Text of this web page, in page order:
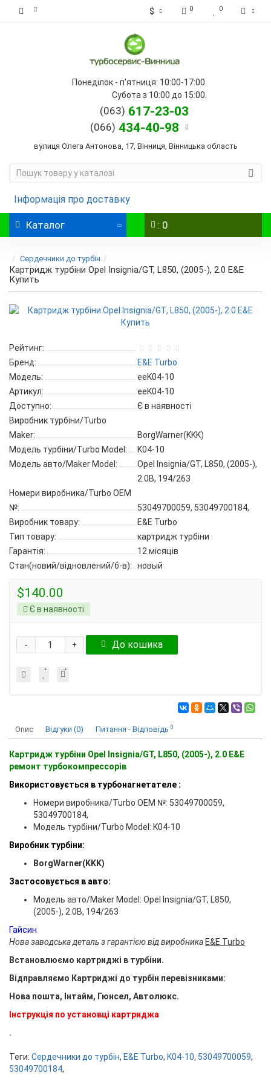
$ 0 0
Понеділок - п'ятниця: 10:00-17:00.
Субота з 10:00 до 15:00.
(063) 617-23-03
(066) 434-40-98
вулиця Олега Антонова, 17, Вінниця, Вінницька область
Інформація про доставку
Каталог : 0
Сердечники до турбін
Картридж турбіни Opel Insignia/GT, L850, (2005-), 2.0 E&E
Купить
Рейтинг:
Бренд:
E&E Turbo
Модель:
eeK04-10
Артикул:
eeK04-10
Доступно:
Є в наявності
Виробник турбіни/Turbo
Maker:
BorgWarner(KKK)
Модель турбіни/Turbo Model:
K04-10
Модель авто/Maker Model:
Opel Insignia/GT, L850, (2005-),
2.0B, 194/263
Номери виробника/Turbo OEM
№:
53049700059, 53049700184,
Виробник товару:
E&E Turbo
Тип товару:
картридж турбіни
Гарантія:
12 місяців
Стан(новий/відновлений/б-в):
новый
$140.00
Є в наявності
+
- До кошика
Опис Відгуки (0) Питання - Відповідь 0
Картридж турбіни Opel Insignia/GT, L850, (2005-), 2.0 E&E
ремонт турбокомпрессорів
Використовується в турбонагнетателе :
Номери виробника/Turbo OEM №: 53049700059,
53049700184,
Модель турбіни/Turbo Model: K04-10
Виробник турбіни:
BorgWarner(KKK)
Застосовується в авто:
Модель авто/Maker Model: Opel Insignia/GT, L850,
(2005-), 2.0B, 194/263
Гайсин
Нова заводська деталь з гарантією від виробника E&E Turbo
Встановлюємо картриджі в турбіни.
Відправляємо Картриджі до турбін перевізниками:
Нова пошта, Інтайм, Гюнсел, Автолюкс.
Інструкція по установці картриджа
.
Теги: Сердечники до турбін, E&E Turbo, K04-10, 53049700059,
53049700184,